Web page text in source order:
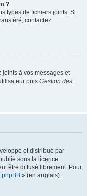
?
types de fichiers joints. Si
contactez
joints à vos messages et
puis Gestion des
et distribué par
sous la licence
être diffusé librement. Pour
phpBB » (en anglais).